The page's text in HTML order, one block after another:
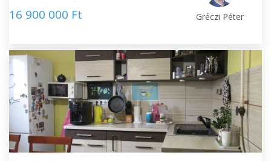
16 900 000 Ft Gréczi Péter